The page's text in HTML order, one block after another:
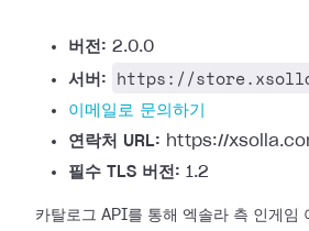
버전: 2.0.0
서버:
https://
이메일로 문의하기
연락처 URL: https://
필수 TLS 버전: 1.2
카탈로그 API를 통해 엑솔라 측 인게임